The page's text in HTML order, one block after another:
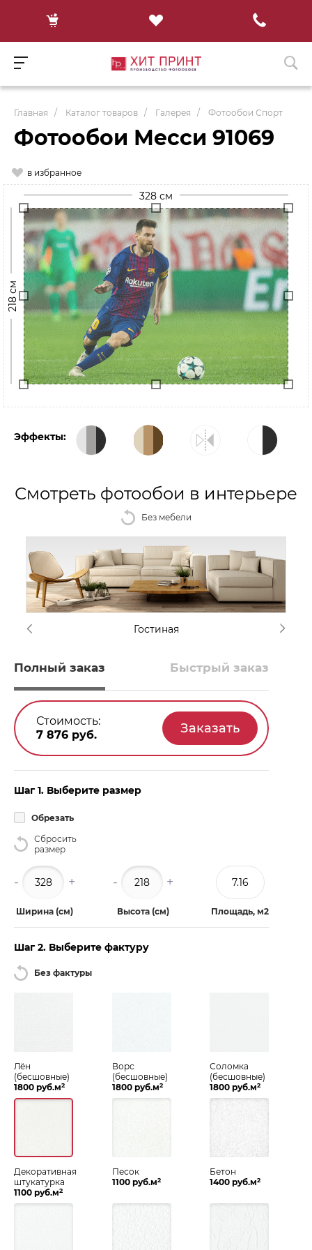
Главная / Каталог товаров / Галерея / Фотообои Спорт
Фотообои Месси 91069
в избранное
328 см
218 см
Эффекты:
Смотреть фотообои в интерьере
Без мебели
Гостиная
Полный заказ Быстрый заказ
Стоимость:
7 876 руб.
Шаг 1. Выберите размер
Обрезать
Сбросить
размер
- +
Ширина (см)
- +
Высота (см) Площадь, м2
Шаг 2. Выберите фактуру
Без фактуры
Лён
(бесшовные)
1800 руб.м2
Ворс
(бесшовные)
1800 руб.м2
Соломка
(бесшовные)
1800 руб.м2
Декоративная
штукатурка
1100 руб.м2
Песок
1100 руб.м2
Бетон
1400 руб.м2